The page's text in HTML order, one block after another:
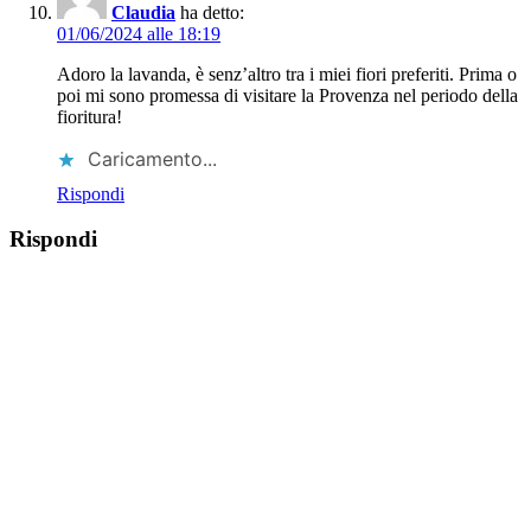
Claudia ha detto:
01/06/2024 alle 18:19
Adoro la lavanda, è senz’altro tra i miei fiori preferiti. Prima o
poi mi sono promessa di visitare la Provenza nel periodo della
fioritura!
Caricamento...
Rispondi
Rispondi